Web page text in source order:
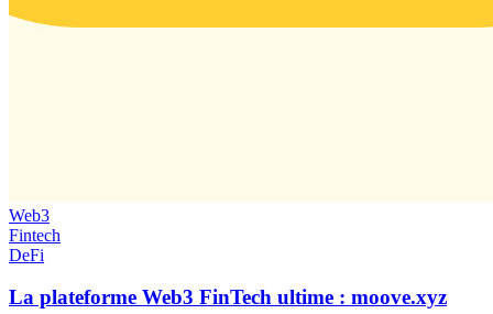
Web3
Fintech
DeFi
La plateforme Web3 FinTech ultime : moove.xyz